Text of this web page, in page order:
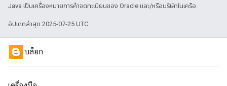
Java เป็นเครื่องหมายการค้าจดทะเบียนของ Oracle และ/หรือบริษัทในเครือ
อัปเดตล่าสุด 2025-07-25 UTC
บล็อก